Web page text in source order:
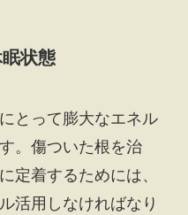
状態
とって膨大なエネル
。傷ついた根を治
定着するためには、
活用しなければなり